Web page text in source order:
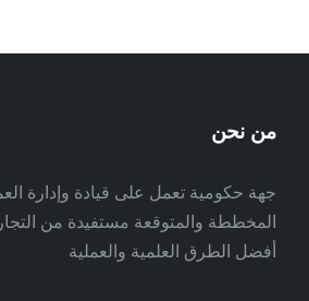
من نحن
جهة حكومية تعمل على قيادة وإدارة
المخططة والمتوقعة مستفيدة من
أفضل الطرق العلمية والعملية